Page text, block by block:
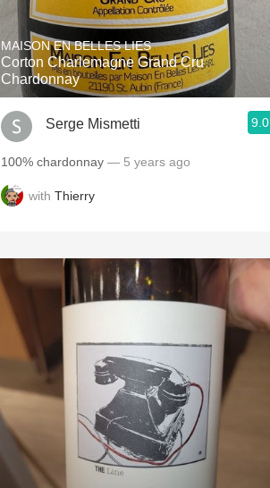
MAISON EN BELLES LIES
Corton Charlemagne Grand Cru
Chardonnay
Serge Mismetti 9.0
100% chardonnay — 5 years ago
with Thierry